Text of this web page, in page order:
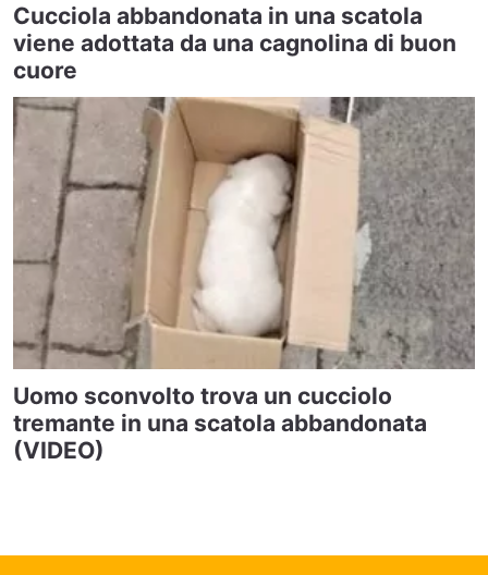
Cucciola abbandonata in una scatola
viene adottata da una cagnolina di buon
cuore
Uomo sconvolto trova un cucciolo
tremante in una scatola abbandonata
(VIDEO)